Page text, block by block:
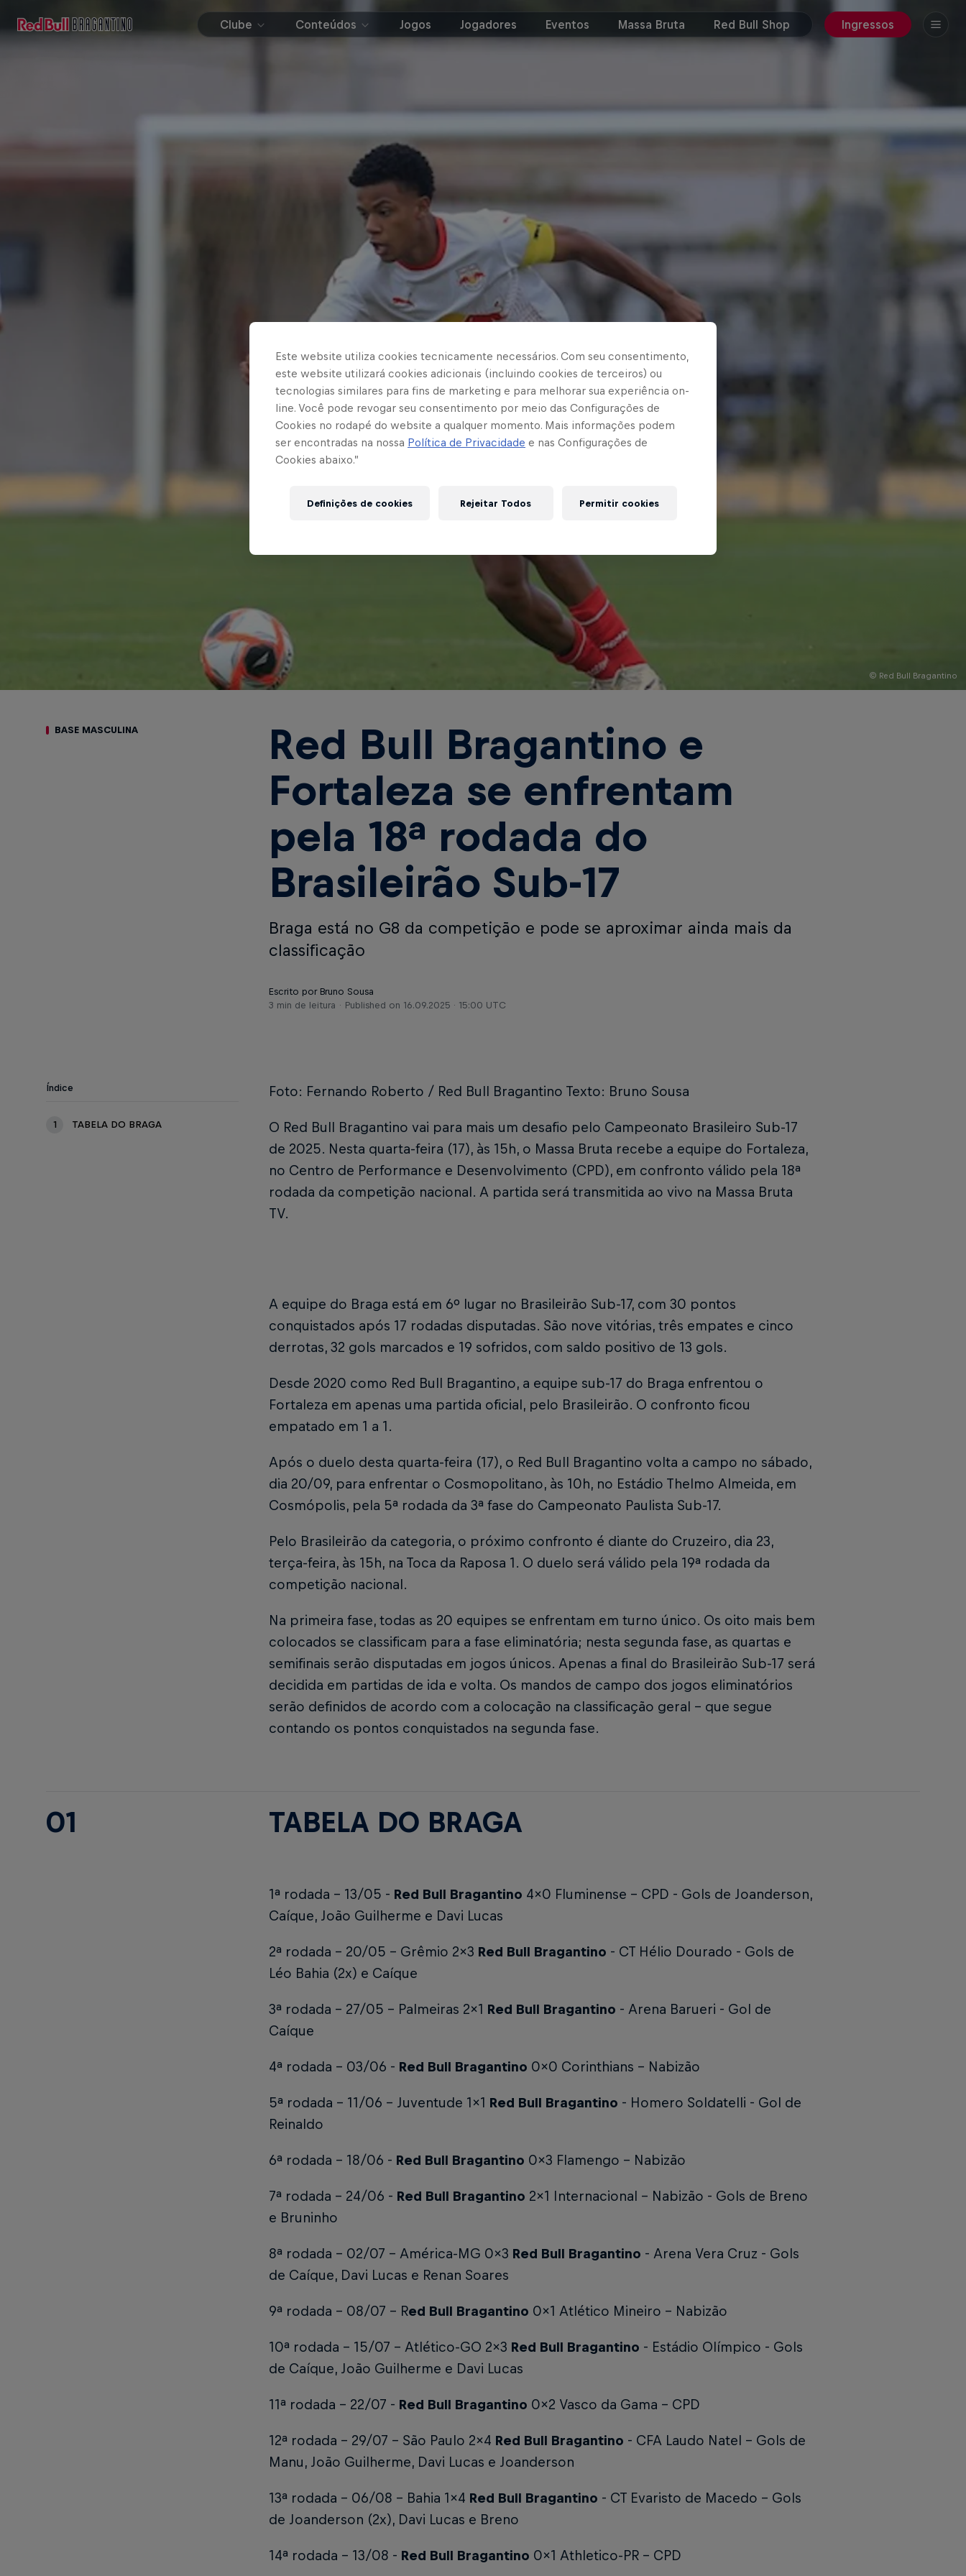
Clube Conteúdos Jogos Jogadores Eventos Massa Bruta Red Bull Shop Ingressos
© Red Bull Bragantino
BASE MASCULINA
Red Bull Bragantino e
Fortaleza se enfrentam
pela 18ª rodada do
Brasileirão Sub-17
Braga está no G8 da competição e pode se aproximar ainda mais da
classificação
Escrito por Bruno Sousa
3 min de leitura
Published on 16.09.2025 · 15:00 UTC
Índice
1 TABELA DO BRAGA
Foto: Fernando Roberto / Red Bull Bragantino Texto: Bruno Sousa
O Red Bull Bragantino vai para mais um desafio pelo Campeonato Brasileiro Sub-17
de 2025. Nesta quarta-feira (17), às 15h, o Massa Bruta recebe a equipe do Fortaleza,
no Centro de Performance e Desenvolvimento (CPD), em confronto válido pela 18ª
rodada da competição nacional. A partida será transmitida ao vivo na Massa Bruta
TV.
A equipe do Braga está em 6º lugar no Brasileirão Sub-17, com 30 pontos
conquistados após 17 rodadas disputadas. São nove vitórias, três empates e cinco
derrotas, 32 gols marcados e 19 sofridos, com saldo positivo de 13 gols.
Desde 2020 como Red Bull Bragantino, a equipe sub-17 do Braga enfrentou o
Fortaleza em apenas uma partida oficial, pelo Brasileirão. O confronto ficou
empatado em 1 a 1.
Após o duelo desta quarta-feira (17), o Red Bull Bragantino volta a campo no sábado,
dia 20/09, para enfrentar o Cosmopolitano, às 10h, no Estádio Thelmo Almeida, em
Cosmópolis, pela 5ª rodada da 3ª fase do Campeonato Paulista Sub-17.
Pelo Brasileirão da categoria, o próximo confronto é diante do Cruzeiro, dia 23,
terça-feira, às 15h, na Toca da Raposa 1. O duelo será válido pela 19ª rodada da
competição nacional.
Na primeira fase, todas as 20 equipes se enfrentam em turno único. Os oito mais bem
colocados se classificam para a fase eliminatória; nesta segunda fase, as quartas e
semifinais serão disputadas em jogos únicos. Apenas a final do Brasileirão Sub-17 será
decidida em partidas de ida e volta. Os mandos de campo dos jogos eliminatórios
serão definidos de acordo com a colocação na classificação geral - que segue
contando os pontos conquistados na segunda fase.
01 TABELA DO BRAGA
1ª rodada - 13/05 - Red Bull Bragantino 4x0 Fluminense - CPD - Gols de Joanderson,
Caíque, João Guilherme e Davi Lucas
2ª rodada - 20/05 - Grêmio 2x3 Red Bull Bragantino - CT Hélio Dourado - Gols de
Léo Bahia (2x) e Caíque
3ª rodada - 27/05 - Palmeiras 2x1 Red Bull Bragantino - Arena Barueri - Gol de
Caíque
4ª rodada - 03/06 - Red Bull Bragantino 0x0 Corinthians - Nabizão
5ª rodada - 11/06 - Juventude 1x1 Red Bull Bragantino - Homero Soldatelli - Gol de
Reinaldo
6ª rodada - 18/06 - Red Bull Bragantino 0x3 Flamengo - Nabizão
7ª rodada - 24/06 - Red Bull Bragantino 2x1 Internacional - Nabizão - Gols de Breno
e Bruninho
8ª rodada - 02/07 - América-MG 0x3 Red Bull Bragantino - Arena Vera Cruz - Gols
de Caíque, Davi Lucas e Renan Soares
9ª rodada - 08/07 - Red Bull Bragantino 0x1 Atlético Mineiro - Nabizão
10ª rodada - 15/07 - Atlético-GO 2x3 Red Bull Bragantino - Estádio Olímpico - Gols
de Caíque, João Guilherme e Davi Lucas
11ª rodada - 22/07 - Red Bull Bragantino 0x2 Vasco da Gama - CPD
12ª rodada - 29/07 - São Paulo 2x4 Red Bull Bragantino - CFA Laudo Natel - Gols de
Manu, João Guilherme, Davi Lucas e Joanderson
13ª rodada - 06/08 - Bahia 1x4 Red Bull Bragantino - CT Evaristo de Macedo - Gols
de Joanderson (2x), Davi Lucas e Breno
14ª rodada - 13/08 - Red Bull Bragantino 0x1 Athletico-PR - CPD
Este website utiliza cookies tecnicamente necessários. Com seu consentimento,
este website utilizará cookies adicionais (incluindo cookies de terceiros) ou
tecnologias similares para fins de marketing e para melhorar sua experiência on-
line. Você pode revogar seu consentimento por meio das Configurações de
Cookies no rodapé do website a qualquer momento. Mais informações podem
ser encontradas na nossa Política de Privacidade e nas Configurações de
Cookies abaixo.”
Definições de cookies Rejeitar Todos Permitir cookies